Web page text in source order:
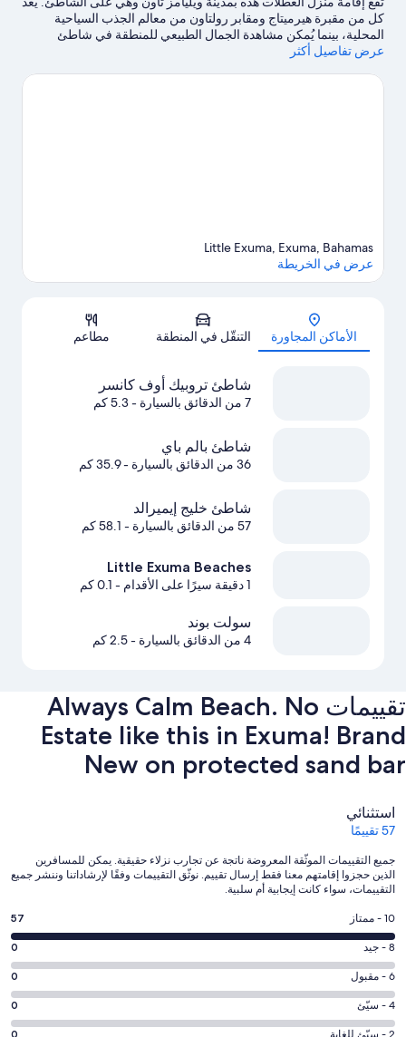
كل من مقبرة هيرميتاج ومقابر رولتاون من معالم الجذب السياحية
المحلية، بينما يُمكن مشاهدة الجمال الطبيعي للمنطقة في شاطئ
باستخدام المعدات في أماكن قريبة، ستستمتع بخوض الكثير من التجارب
عرض تفاصيل أكثر
الخريطة
Little Exuma, Exuma, Bahamas
عرض في الخريطة
الأماكن المجاورة التنقّل في المنطقة مطاعم
شاطئ تروبيك أوف كانسر
7 من الدقائق بالسيارة - 5.3 كم
شاطئ بالم باي
36 من الدقائق بالسيارة - 35.9 كم
شاطئ خليج إيميرالد
57 من الدقائق بالسيارة - 58.1 كم
Little Exuma Beaches
1 دقيقة سيرًا على الأقدام - 0.1 كم
سولت بوند
4 من الدقائق بالسيارة - 2.5 كم
تقييمات ⁦Always Calm Beach. No
Estate like this in Exuma! Brand
New on protected sand bar⁩
التقييمات
استثنائي
57 تقييمًا
جميع التقييمات الموثّقة المعروضة ناتجة عن تجارب نزلاء حقيقية. يمكن للمسافرين
الذين حجزوا إقامتهم معنا فقط إرسال تقييم. نوثّق التقييمات وفقًا لإرشاداتنا وننشر جميع
التقييمات، سواء كانت إيجابية أم سلبية.
درجة
التصنيف
10
-
ممتاز.
57
10 - ممتاز 57
درجة
التصنيف
8
-
جيد.
8 - جيد 0
درجة
التصنيف
6
6 - مقبول 0
درجة
التصنيف
4 - سيّئ 0
2 - سيّئ للغاية 0